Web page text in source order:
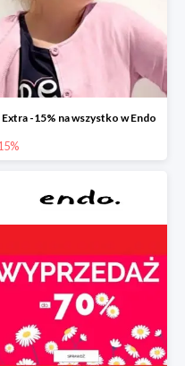
Extra -15% na wszystko w Endo